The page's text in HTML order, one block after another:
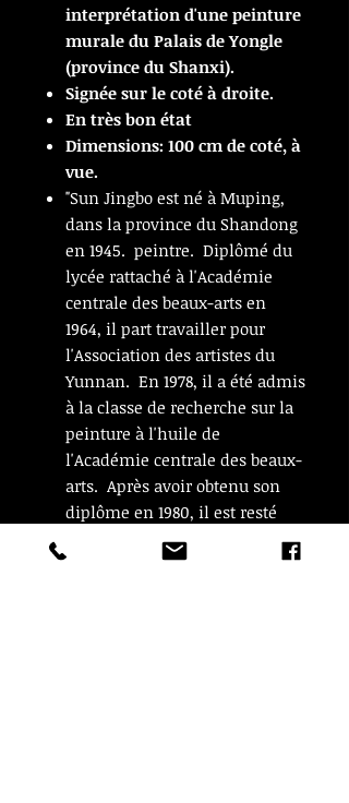
interprétation d'une peinture
murale du Palais de Yongle
(province du Shanxi).
Signée sur le coté à droite.
En très bon état
Dimensions: 100 cm de coté, à
vue.
"Sun Jingbo est né à Muping,
dans la province du Shandong
en 1945. peintre. Diplômé du
lycée rattaché à l'Académie
centrale des beaux-arts en
1964, il part travailler pour
l'Association des artistes du
Yunnan. En 1978, il a été admis
à la classe de recherche sur la
peinture à l'huile de
l'Académie centrale des beaux-
arts. Après avoir obtenu son
diplôme en 1980, il est resté
pour enseigner à l'école. En
1986, il part étudier la peinture